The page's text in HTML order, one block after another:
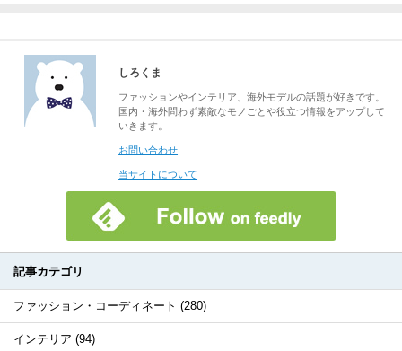
しろくま
ファッションやインテリア、海外モデルの話題が好きです。
国内・海外問わず素敵なモノごとや役立つ情報をアップして
いきます。
お問い合わせ
当サイトについて
記事カテゴリ
ファッション・コーディネート (280)
インテリア (94)